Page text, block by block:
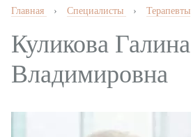
Главная › Специалисты › Терапевты
Куликова Галина
Владимировна